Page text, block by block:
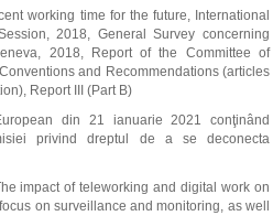
working time for the future, International
2018, General Survey concerning
2018, Report of the Committee of
and Recommendations (articles
Report III (Part B)
din 21 ianuarie 2021 conţinând
privind dreptul de a se deconecta
impact of teleworking and digital work on
on surveillance and monitoring, as well